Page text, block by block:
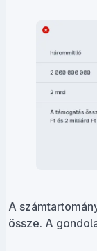
A
össze. A